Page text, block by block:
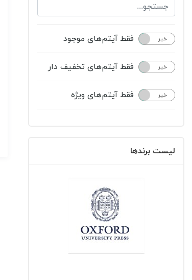
بله خیر فقط آیتم‌های موجود
بله خیر فقط آیتم‌های تخفیف دار
بله خیر فقط آیتم‌های ویژه
لیست برندها